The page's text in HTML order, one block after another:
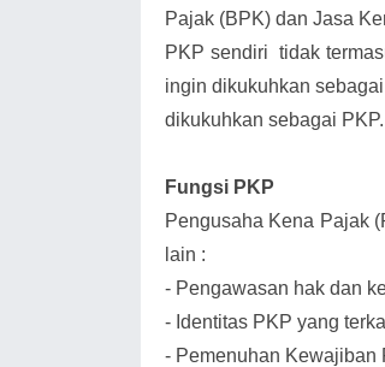
Pajak (BPK) dan Jasa
PKP sendiri tidak
ingin dikukuhkan
dikukuhkan sebagai PKP.
Fungsi PKP
Pengusaha Kena Pajak
lain :
- Pengawasan hak dan
- Identitas PKP yang
- Pemenuhan Kewajiban